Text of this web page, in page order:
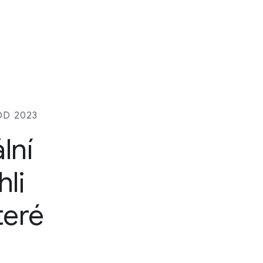
2023